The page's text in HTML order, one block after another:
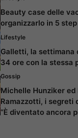
Beauty case delle
organizzarlo in 5 step
Lifestyle
Galletti, la settimana
34 ore con la stessa
Gossip
Michelle Hunziker ed
Ramazzotti, i segreti
“È diventato ancora